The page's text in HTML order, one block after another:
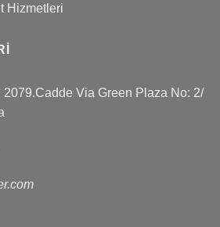
Hizmetleri
2079.Cadde Via Green Plaza No: 2/